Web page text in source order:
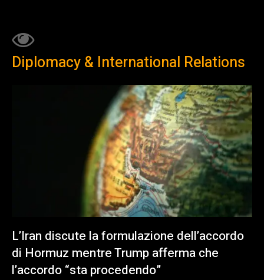
Diplomacy & International Relations
L’Iran discute la formulazione dell’accordo
di Hormuz mentre Trump afferma che
l’accordo “sta procedendo”